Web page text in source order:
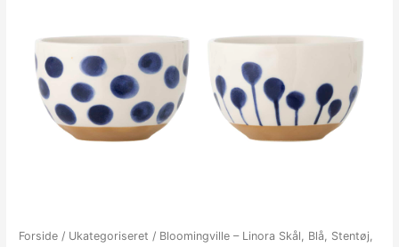
Forside / Ukategoriseret / Bloomingville – Linora Skål, Blå, Stentøj,